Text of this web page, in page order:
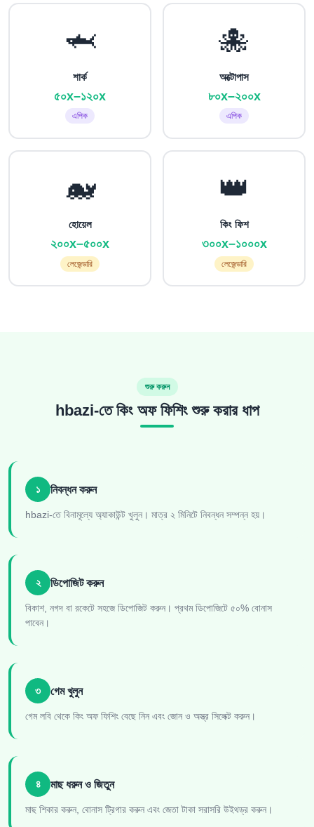
🦈
শার্ক
৫০x–১২০x
এপিক
🐙
অক্টোপাস
৮০x–২০০x
এপিক
🐋
হোয়েল
২০০x–৫০০x
লেজেন্ডারি
👑
কিং ফিশ
৩০০x–১০০০x
লেজেন্ডারি
শুরু করুন
hbazi-তে কিং অফ ফিশিং শুরু করার ধাপ
১ নিবন্ধন করুন
hbazi-তে বিনামূল্যে অ্যাকাউন্ট খুলুন। মাত্র ২ মিনিটে নিবন্ধন সম্পন্ন হয়।
২ ডিপোজিট করুন
বিকাশ, নগদ বা রকেটে সহজে ডিপোজিট করুন। প্রথম ডিপোজিটে ৫০% বোনাস
পাবেন।
৩ গেম খুলুন
গেম লবি থেকে কিং অফ ফিশিং বেছে নিন এবং জোন ও অস্ত্র সিলেক্ট করুন।
৪ মাছ ধরুন ও জিতুন
মাছ শিকার করুন, বোনাস ট্রিগার করুন এবং জেতা টাকা সরাসরি উইথড্র করুন।